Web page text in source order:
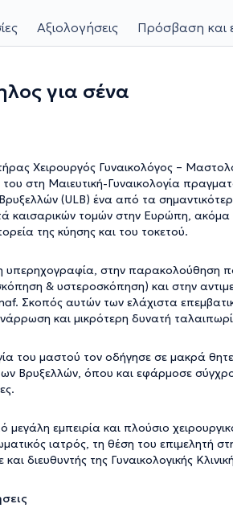
Αξιολογήσεις Πρόσβαση και
για σένα
Χειρουργός Γυναικολόγος –
στη Μαιευτική-Γυναικολογία
(ULB) ένα από τα
καισαρικών τομών στην Ευρώπη,
της κύησης και του τοκετού.
υπερηχογραφία, στην παρακολούθηση
& υστεροσκόπηση) και στην
Σκοπός αυτών των ελάχιστα
και μικρότερη δυνατή
του μαστού τον οδήγησε σε μακρά
Βρυξελλών, όπου και εφάρμοσε
εμπειρία και πλούσιο
ιατρός, τη θέση του επιμελητή
διευθυντής της Γυναικολογικής